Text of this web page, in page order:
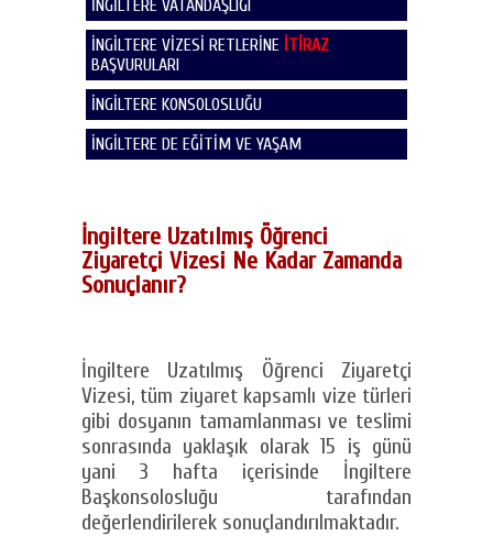
İNGİLTERE VATANDAŞLIĞI
İNGİLTERE VİZESİ RETLERİNE İTİRAZ
BAŞVURULARI
İNGİLTERE KONSOLOSLUĞU
İNGİLTERE DE EĞİTİM VE YAŞAM
İngiltere Uzatılmış Öğrenci
Ziyaretçi Vizesi Ne Kadar Zamanda
Sonuçlanır?
İngiltere Uzatılmış Öğrenci Ziyaretçi
Vizesi, tüm ziyaret kapsamlı vize türleri
gibi dosyanın tamamlanması ve teslimi
sonrasında yaklaşık olarak 15 iş günü
yani 3 hafta içerisinde İngiltere
Başkonsolosluğu tarafından
değerlendirilerek sonuçlandırılmaktadır.